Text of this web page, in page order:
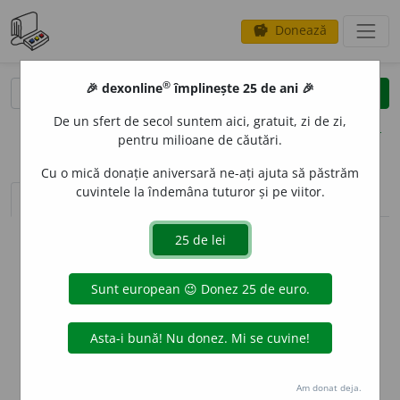
savings Donează
clear
opțiuni
sinteza definițiilor (1) definiții (2) declinări
info
Aceste definiții sunt compilate de
echipa dexonline. Definițiile
originale se află pe filadefiniții.
preferințe
🎉 dexonline® împlinește 25 de ani 🎉
De un sfert de secol suntem aici, gratuit, zi de zi,
pentru milioane de căutări.
Cu o mică donație aniversară ne-ați ajuta să păstrăm
cuvintele la îndemâna tuturor și pe viitor.
Am donat deja.